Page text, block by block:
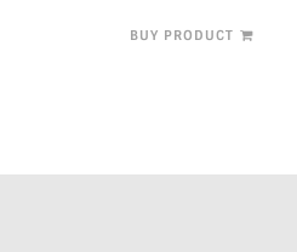
BUY PRODUCT